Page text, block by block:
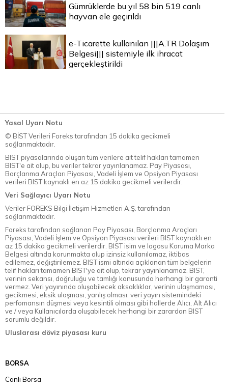
Gümrüklerde bu yıl 58 bin 519 canlı
hayvan ele geçirildi
e-Ticarette kullanılan |||A.TR Dolaşım
Belgesi||| sistemiyle ilk ihracat
gerçekleştirildi
Yasal Uyarı Notu
© BİST Verileri Foreks tarafından 15 dakika gecikmeli
sağlanmaktadır.
BIST piyasalarında oluşan tüm verilere ait telif hakları tamamen
BIST'e ait olup, bu veriler tekrar yayınlanamaz. Pay Piyasası,
Borçlanma Araçları Piyasası, Vadeli İşlem ve Opsiyon Piyasası
verileri BIST kaynaklı en az 15 dakika gecikmeli verilerdir.
Veri Sağlayıcı Uyarı Notu
Veriler FOREKS Bilgi İletişim Hizmetleri A.Ş. tarafından
sağlanmaktadır.
Foreks tarafından sağlanan Pay Piyasası, Borçlanma Araçları
Piyasası, Vadeli İşlem ve Opsiyon Piyasası verileri BIST kaynaklı en
az 15 dakika gecikmeli verilerdir. BIST isim ve logosu Koruma Marka
Belgesi altında korunmakta olup izinsiz kullanılamaz, iktibas
edilemez, değiştirilemez. BIST ismi altında açıklanan tüm belgelerin
telif hakları tamamen BIST'ye ait olup, tekrar yayınlanamaz. BIST,
verinin sekansı, doğruluğu ve tamlığı konusunda herhangi bir garanti
vermez. Veri yayınında oluşabilecek aksaklıklar, verinin ulaşmaması,
gecikmesi, eksik ulaşması, yanlış olması, veri yayın sistemindeki
perfomansın düşmesi veya kesintili olması gibi hallerde Alıcı, Alt Alıcı
ve / veya Kullanıcılarda oluşabilecek herhangi bir zarardan BIST
sorumlu değildir.
Uluslarası döviz piyasası kuru
BORSA
Canlı Borsa